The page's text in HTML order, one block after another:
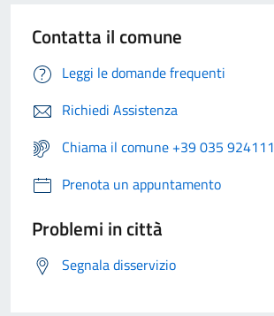
Contatta il comune
Leggi le domande frequenti
Richiedi Assistenza
Chiama il comune +39 035 924111
Prenota un appuntamento
Problemi in città
Segnala disservizio